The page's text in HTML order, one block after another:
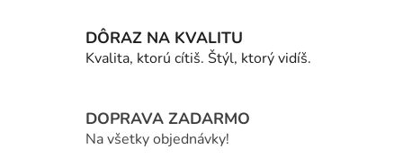
y
v
ý
s
u
DÔRAZ NA KVALITU
Kvalita, ktorú cítiš. Štýl, ktorý vidíš.
DOPRAVA ZADARMO
Na všetky objednávky!